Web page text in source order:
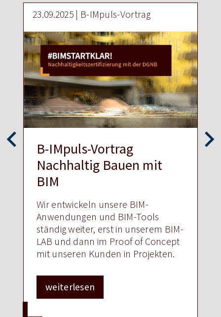
23.09.2025 | B-IMpuls-Vortrag
B-IMpuls-Vortrag
Nachhaltig Bauen mit
BIM
Wir entwickeln unsere BIM-
Anwendungen und BIM-Tools
ständig weiter, erst in unserem BIM-
LAB und dann im Proof of Concept
mit unseren Kunden in Projekten.
weiterlesen